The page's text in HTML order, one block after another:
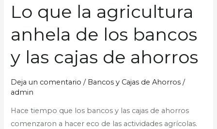
Lo que la agricultura
anhela de los bancos
y las cajas de ahorros
Deja un comentario / Bancos y Cajas de Ahorros /
admin
Hace tiempo que los bancos y las cajas de ahorros
comenzaron a hacer eco de las actividades agrícolas.
Lo
que
la
anhela
los
bancos
y
las